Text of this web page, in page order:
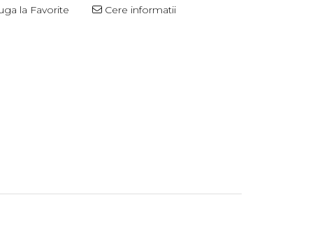
la Favorite Cere informatii